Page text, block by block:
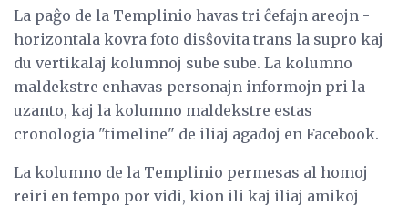
La paĝo de la Templinio havas tri ĉefajn areojn -
horizontala kovra foto disŝovita trans la supro kaj
du vertikalaj kolumnoj sube sube. La kolumno
maldekstre enhavas personajn informojn pri la
uzanto, kaj la kolumno maldekstre estas
cronologia "timeline" de iliaj agadoj en Facebook.
La kolumno de la Templinio permesas al homoj
reiri en tempo por vidi, kion ili kaj iliaj amikoj